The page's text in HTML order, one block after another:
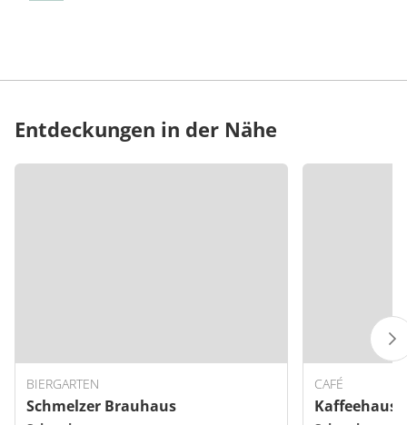
Entdeckungen in der Nähe
BIERGARTEN
Schmelzer Brauhaus
CAFÉ
Kaffeehaus